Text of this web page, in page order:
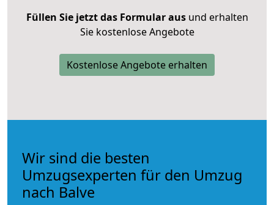
Füllen Sie jetzt das Formular ausund erhalten
Sie kostenlose Angebote
Kostenlose Angebote erhalten
Wir sind die besten
Umzugsexperten für den Umzug
nach Balve